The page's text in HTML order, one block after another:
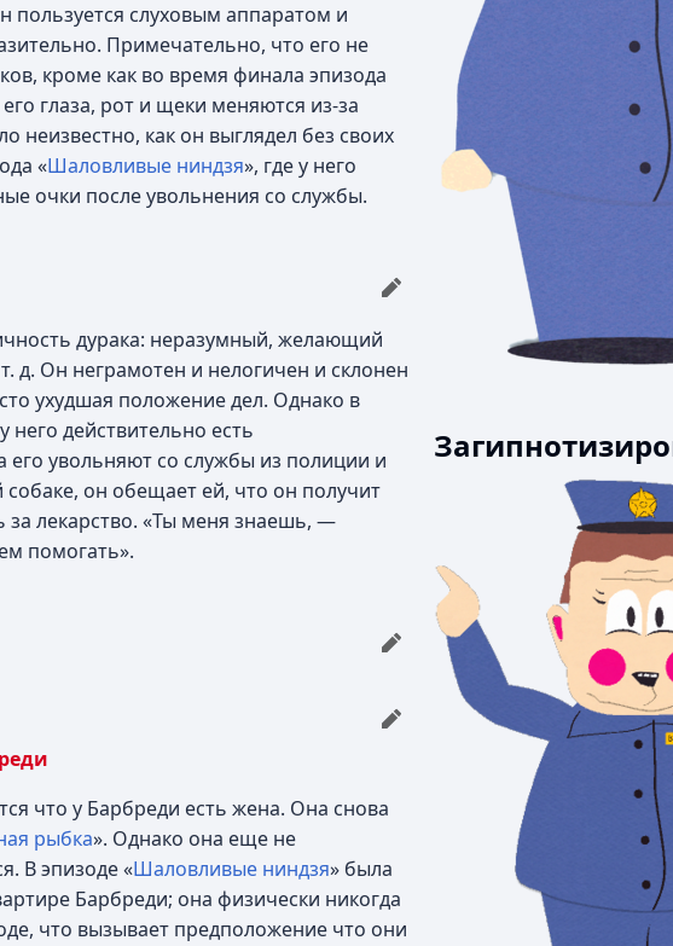
пользуется слуховым аппаратом и
Примечательно, что его не
кроме как во время финала эпизода
глаза, рот и щеки меняются из-за
неизвестно, как он выглядел без своих
«Шаловливые ниндзя», где у него
очки после увольнения со службы.
дурака: неразумный, желающий
д. Он неграмотен и нелогичен и склонен
ухудшая положение дел. Однако в
него действительно есть
его увольняют со службы из полиции и
он обещает ей, что он получит
за лекарство. «Ты меня знаешь, —
помогать».
что у Барбреди есть жена. Она снова
рыбка». Однако она еще не
В эпизоде «Шаловливые ниндзя» была
Барбреди; она физически никогда
что вызывает предположение что они